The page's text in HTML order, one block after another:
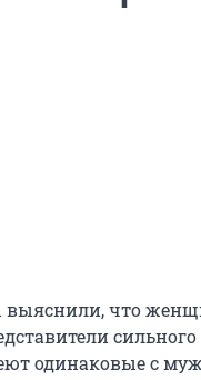
выяснили, что
одинаковые с